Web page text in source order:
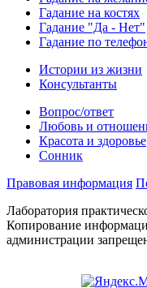
Гадание на костях
Гадание "Да - Нет"
Гадание по
Истории из жизни
Консультанты
Вопрос/ответ
Любовь и
Красота и здоровье
Сонник
Правовая информация
Лаборатория
Копирование
администрации